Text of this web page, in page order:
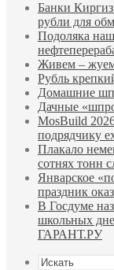
Банки
рубли для
Подоляка
Живем –
Рубль
Домашние
Дачные
MosBuild
подрядчиĸу
Плакало
сотнях тонн
Январское
праздник
В Госдуме
школьных
ГАРАНТ.РУ